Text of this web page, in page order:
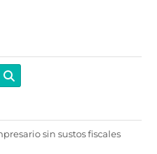
sin sustos fiscales